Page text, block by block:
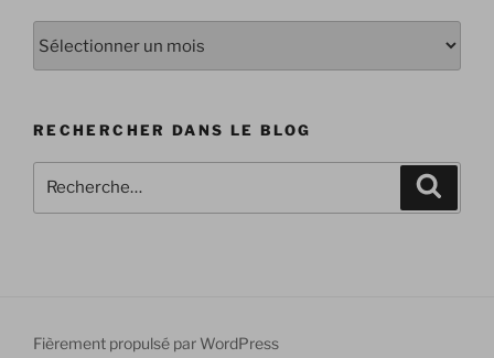
RECHERCHER DANS LE BLOG
Fièrement propulsé par WordPress